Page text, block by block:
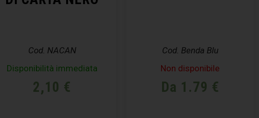
Cod. NACAN
Disponibilità immediata
2,10 €
Cod. Benda Blu
Non disponibile
Da 1.79 €